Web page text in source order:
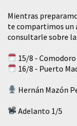
Mientras
te compartimos un
consultarle sobre la
15/8 -
16/8 - Puerto
Hernán Mazón
Adelanto 1/5